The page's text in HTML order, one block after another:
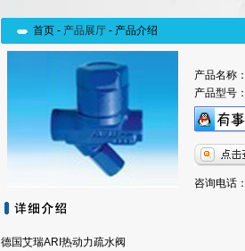
首页 - 产品展厅 - 产品介绍
产品名称
产品型号
咨询电话
德国艾瑞ARI热动力疏水阀